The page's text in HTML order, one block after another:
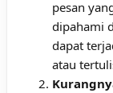
pesan
dipahami
dapat
atau